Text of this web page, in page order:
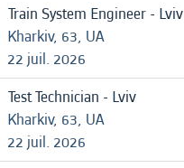
Train System Engineer - Lviv
Kharkiv, 63, UA
22 juil. 2026
Test Technician - Lviv
Kharkiv, 63, UA
22 juil. 2026